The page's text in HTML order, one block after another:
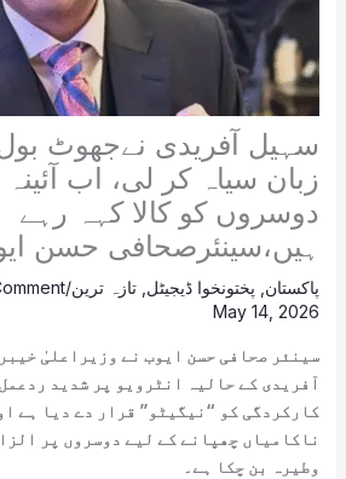
سہیل آفریدی نےجھوٹ
زبان سیاہ کر لی، اب آئینہ
دوسروں کو کالا کہہ رہے
ہیں،سینئرصحافی حسن
پاکستان پختونخوا ڈیجیٹل تازہ ترین/
May 14, 2026
سینئر صحافی حسن ایوب نے وزیراعلیٰ
آفریدی کے حالیہ انٹرویو پر شدید
کارکردگی کو “نیگیٹو” قرار دے دیا ہے
ناکامیاں چھپانے کے لیے دوسروں پر
وطیرہ بن چکا ہے۔